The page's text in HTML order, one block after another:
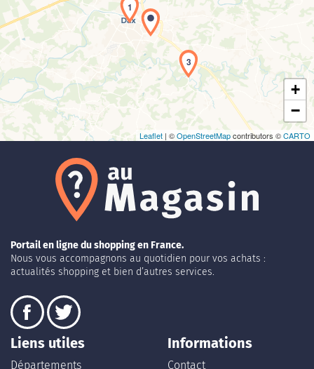
Chargement de la carte en cours...
1
3
+
−
Leaflet | ©OpenStreetMapcontributors ©CARTO
Portail en ligne du shopping en France.
Nous vous accompagnons au quotidien pour vos achats :
actualités shopping et bien d’autres services.
Liens utiles
Départements
Informations
Contact